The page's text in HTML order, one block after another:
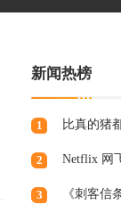
新闻热榜
1
2
3